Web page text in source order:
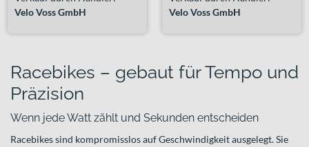
Velo Voss GmbH
Velo Voss GmbH
Racebikes – gebaut für Tempo und
Präzision
Wenn jede Watt zählt und Sekunden entscheiden
Racebikes sind kompromisslos auf Geschwindigkeit ausgelegt. Sie